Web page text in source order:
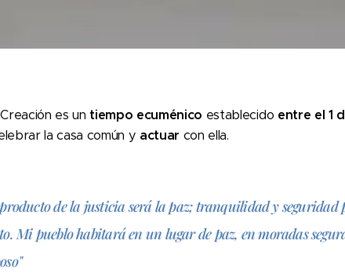
es un tiempo ecuménico establecido entre el 1
la casa común y actuar con ella.
de la justicia será la paz; tranquilidad y seguridad
Mi pueblo habitará en un lugar de paz, en moradas